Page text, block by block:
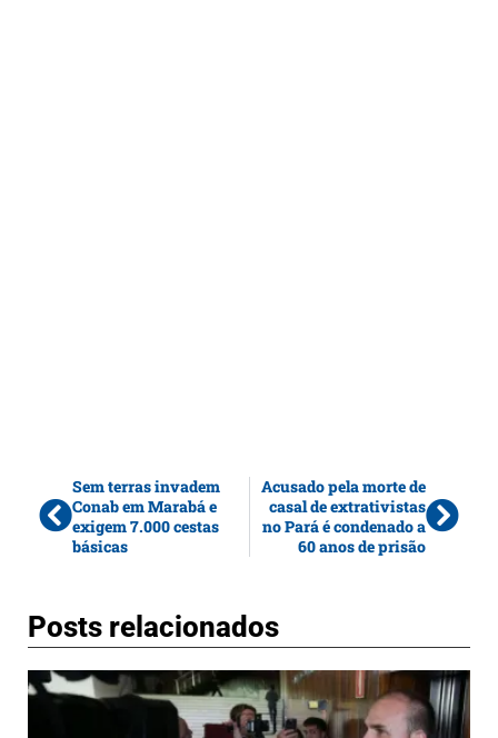
Sem terras invadem
Conab em Marabá e
exigem 7.000 cestas
básicas
Acusado pela morte de
casal de extrativistas
no Pará é condenado a
60 anos de prisão
Posts relacionados